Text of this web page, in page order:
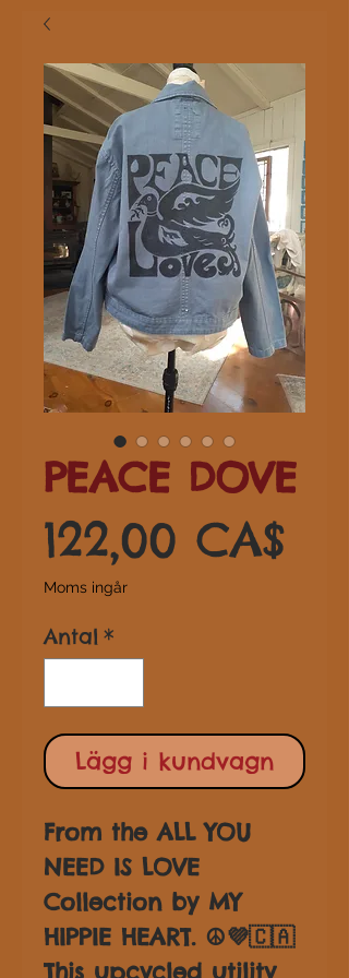
PEACE DOVE
122,00 CA$
Moms ingår
Antal *
Lägg i kundvagn
From the ALL YOU
NEED IS LOVE
Collection by MY
HIPPIE HEART. ☮💜🇨🇦
This upcycled utility